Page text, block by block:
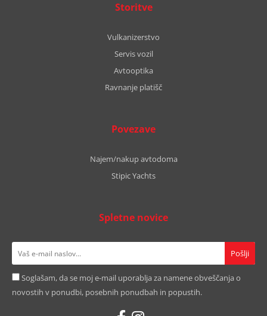
Storitve
Vulkanizerstvo
Servis vozil
Avtooptika
Ravnanje platišč
Povezave
Najem/nakup avtodoma
Stipic Yachts
Spletne novice
Soglašam, da se moj e-mail uporablja za namene obveščanja o
novostih v ponudbi, posebnih ponudbah in popustih.